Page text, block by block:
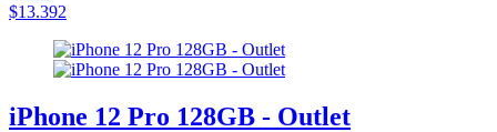
$13.392
iPhone 12 Pro 128GB - Outlet